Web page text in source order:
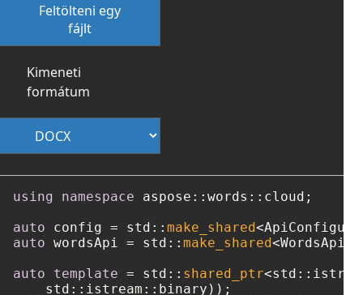
Feltölteni egy
fájlt
Kimeneti
formátum
using namespace aspose::words::cloud;
auto config = std:: make_shared
auto wordsApi = std:: make_shared
auto
template = std:: shared_ptr